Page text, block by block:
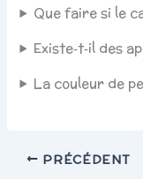
Que faire si le
Existe‑t‑il des
La couleur de
PRÉCÉDENT